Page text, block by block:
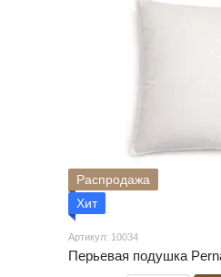
Распродажа
Хит
Артикул: 10034
Перьевая подушка